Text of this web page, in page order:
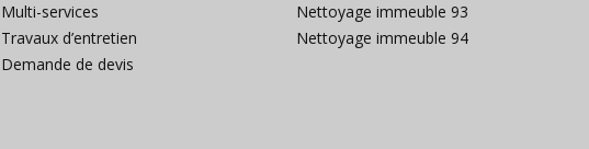
Multi-services
Travaux d’entretien
Demande de devis
Nettoyage immeuble 93
Nettoyage immeuble 94